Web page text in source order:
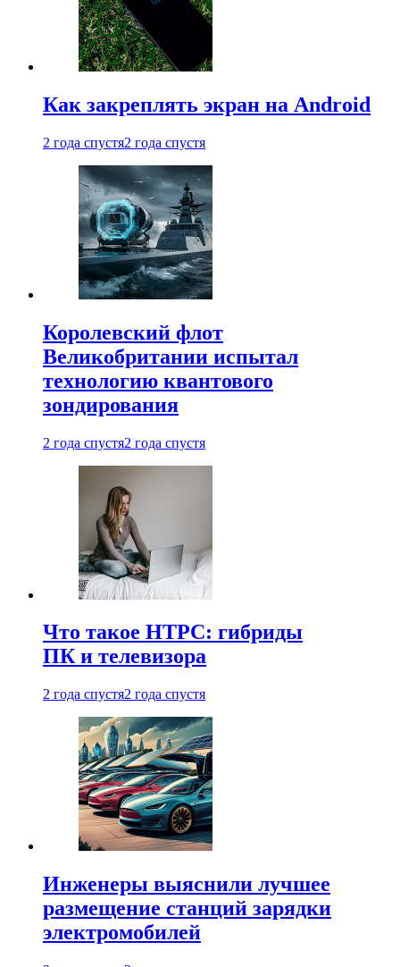
Как закреплять экран на Android
2 года спустя2 года спустя
Королевский флот
Великобритании испытал
технологию квантового
зондирования
2 года спустя2 года спустя
Что такое HTPC: гибриды
ПК и телевизора
2 года спустя2 года спустя
Инженеры выяснили лучшее
размещение станций зарядки
электромобилей